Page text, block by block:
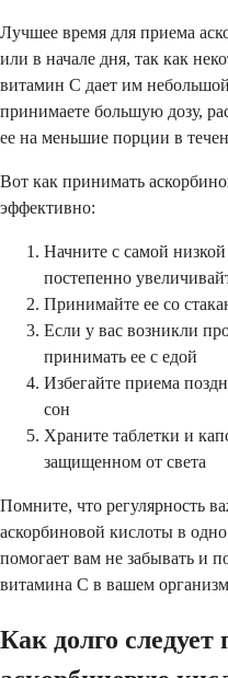
Лучшее время для приема
или в начале дня, так как
витамин С дает им
принимаете большую дозу,
ее на меньшие порции в
Вот как принимать
эффективно:
Начните с самой
постепенно
Принимайте ее со
Если у вас возникли
принимать ее с едой
Избегайте приема
сон
Храните таблетки и
защищенном от света
Помните, что регулярность
аскорбиновой кислоты в
помогает вам не забывать и
витамина С в вашем
Как долго